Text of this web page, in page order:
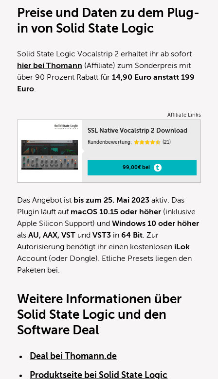
Preise und Daten zu dem Plug-
in von Solid State Logic
Solid State Logic Vocalstrip 2 erhaltet ihr ab sofort
hier bei Thomann (Affiliate) zum Sonderpreis mit
über 90 Prozent Rabatt für 14,90 Euro anstatt 199
Euro.
Affiliate Links
SSL Native Vocalstrip 2 Download
Kundenbewertung: (21)
99,00€ bei
Das Angebot ist bis zum 25. Mai 2023 aktiv. Das
Plugin läuft auf macOS 10.15 oder höher (inklusive
Apple Silicon Support) und Windows 10 oder höher
als AU, AAX, VST und VST3 in 64 Bit. Zur
Autorisierung benötigt ihr einen kostenlosen iLok
Account (oder Dongle). Etliche Presets liegen den
Paketen bei.
Weitere Informationen über
Solid State Logic und den
Software Deal
Deal bei Thomann.de
Produktseite bei Solid State Logic